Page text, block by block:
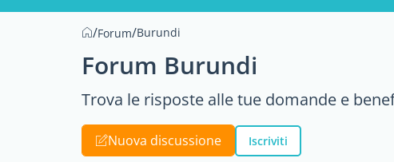
/Forum/Burundi
Forum Burundi
Trova le risposte alle tue domande e
Nuova discussione Iscriviti